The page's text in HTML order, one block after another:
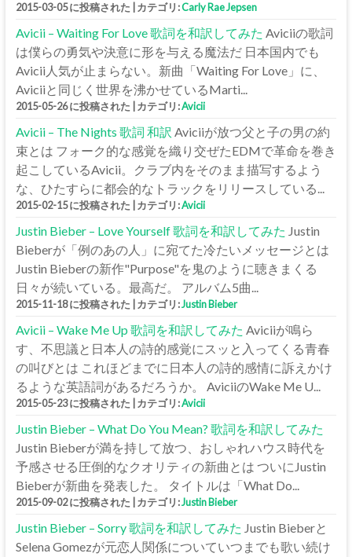
2015-03-05 に投稿された カテゴリ:Carly Rae Jepsen
Avicii – Waiting For Love 歌詞を和訳してみた Aviciiの歌詞
は僕らの勇気や決意に形を与える魔法だ 日本国内でも
Avicii人気が止まらない。新曲「Waiting For Love」に、
Aviciiと同じく世界を沸かせているMarti...
2015-05-26 に投稿された カテゴリ:Avicii
Avicii – The Nights 歌詞 和訳 Aviciiが放つ父と子の男の約
束とは フォーク的な感覚を織り交ぜたEDMで革命を巻き
起こしているAvicii。クラブ内をそのまま描写するよう
な、ひたすらに都会的なトラックをリリースしている...
2015-02-15 に投稿された カテゴリ:Avicii
Justin Bieber – Love Yourself 歌詞を和訳してみた Justin
Bieberが「例のあの人」に宛てた冷たいメッセージとは
Justin Bieberの新作"Purpose"を鬼のように聴きまくる
日々が続いている。最高だ。 アルバム5曲...
2015-11-18 に投稿された カテゴリ:Justin Bieber
Avicii – Wake Me Up 歌詞を和訳してみた Aviciiが鳴ら
す、不思議と日本人の詩的感覚にスッと入ってくる青春
の叫びとは これほどまでに日本人の詩的感情に訴えかけ
るような英語詞があるだろうか。 AviciiのWake Me U...
2015-05-23 に投稿された カテゴリ:Avicii
Justin Bieber – What Do You Mean? 歌詞を和訳してみた
Justin Bieberが満を持して放つ、おしゃれハウス時代を
予感させる圧倒的なクオリティの新曲とは ついにJustin
Bieberが新曲を発表した。 タイトルは「What Do...
2015-09-02 に投稿された カテゴリ:Justin Bieber
Justin Bieber – Sorry 歌詞を和訳してみた Justin Bieberと
Selena Gomezが元恋人関係についていつまでも歌い続け